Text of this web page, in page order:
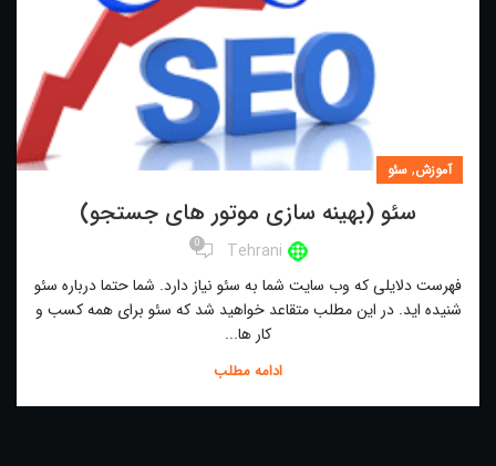
آموزش, سئو
سئو (بهینه سازی موتور های جستجو)
Tehrani
0
فهرست دلایلی که وب سایت شما به سئو نیاز دارد. شما حتما درباره سئو
شنیده اید. در این مطلب متقاعد خواهید شد که سئو برای همه کسب و
کار ها...
ادامه مطلب